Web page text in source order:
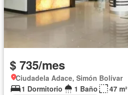
$ 735/mes
Ciudadela Adace, Simón Bolívar
1 Dormitorio
1 Baño
47 m²